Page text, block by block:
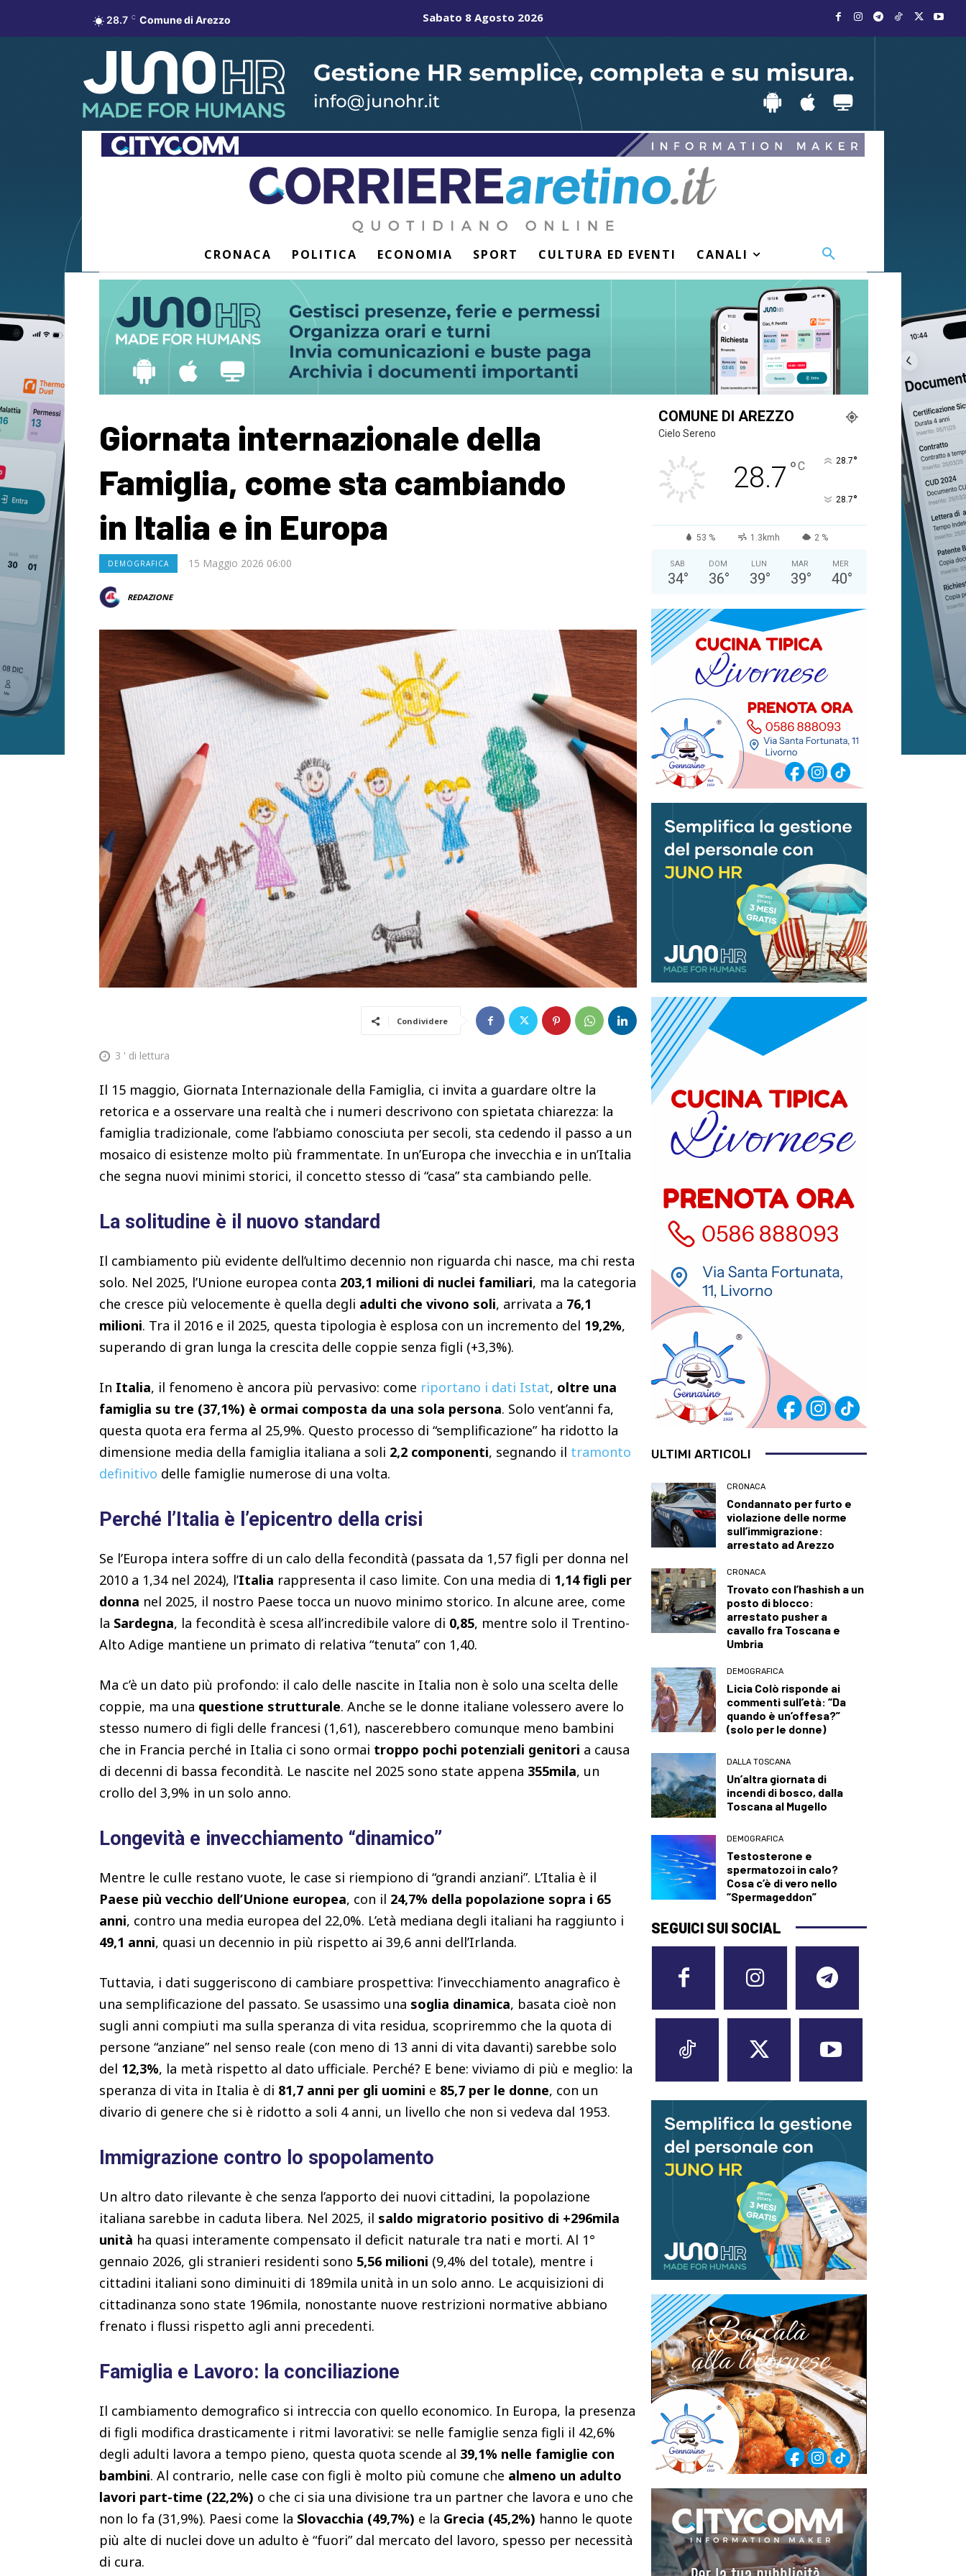
28.7 C Comune di Arezzo Sabato 8 Agosto 2026
CRONACA POLITICA ECONOMIA SPORT CULTURA ED EVENTI CANALI
Giornata internazionale della
Famiglia, come sta cambiando
in Italia e in Europa
DEMOGRAFICA 15 Maggio 2026 06:00
REDAZIONE
Condividere
3 ' di lettura
Il 15 maggio, Giornata Internazionale della Famiglia, ci invita a guardare oltre la
retorica e a osservare una realtà che i numeri descrivono con spietata chiarezza: la
famiglia tradizionale, come l’abbiamo conosciuta per secoli, sta cedendo il passo a un
mosaico di esistenze molto più frammentate. In un’Europa che invecchia e in un’Italia
che segna nuovi minimi storici, il concetto stesso di “casa” sta cambiando pelle.
La solitudine è il nuovo standard
Il cambiamento più evidente dell’ultimo decennio non riguarda chi nasce, ma chi resta
solo. Nel 2025, l’Unione europea conta 203,1 milioni di nuclei familiari, ma la categoria
che cresce più velocemente è quella degli adulti che vivono soli, arrivata a 76,1
milioni. Tra il 2016 e il 2025, questa tipologia è esplosa con un incremento del 19,2%,
superando di gran lunga la crescita delle coppie senza figli (+3,3%).
In Italia, il fenomeno è ancora più pervasivo: come riportano i dati Istat, oltre una
famiglia su tre (37,1%) è ormai composta da una sola persona. Solo vent’anni fa,
questa quota era ferma al 25,9%. Questo processo di “semplificazione” ha ridotto la
dimensione media della famiglia italiana a soli 2,2 componenti, segnando il tramonto
definitivo delle famiglie numerose di una volta.
Perché l’Italia è l’epicentro della crisi
Se l’Europa intera soffre di un calo della fecondità (passata da 1,57 figli per donna nel
2010 a 1,34 nel 2024), l’Italia rappresenta il caso limite. Con una media di 1,14 figli per
donna nel 2025, il nostro Paese tocca un nuovo minimo storico. In alcune aree, come
la Sardegna, la fecondità è scesa all’incredibile valore di 0,85, mentre solo il Trentino-
Alto Adige mantiene un primato di relativa “tenuta” con 1,40.
Ma c’è un dato più profondo: il calo delle nascite in Italia non è solo una scelta delle
coppie, ma una questione strutturale. Anche se le donne italiane volessero avere lo
stesso numero di figli delle francesi (1,61), nascerebbero comunque meno bambini
che in Francia perché in Italia ci sono ormai troppo pochi potenziali genitori a causa
di decenni di bassa fecondità. Le nascite nel 2025 sono state appena 355mila, un
crollo del 3,9% in un solo anno.
Longevità e invecchiamento “dinamico”
Mentre le culle restano vuote, le case si riempiono di “grandi anziani”. L’Italia è il
Paese più vecchio dell’Unione europea, con il 24,7% della popolazione sopra i 65
anni, contro una media europea del 22,0%. L’età mediana degli italiani ha raggiunto i
49,1 anni, quasi un decennio in più rispetto ai 39,6 anni dell’Irlanda.
Tuttavia, i dati suggeriscono di cambiare prospettiva: l’invecchiamento anagrafico è
una semplificazione del passato. Se usassimo una soglia dinamica, basata cioè non
sugli anni compiuti ma sulla speranza di vita residua, scopriremmo che la quota di
persone “anziane” nel senso reale (con meno di 13 anni di vita davanti) sarebbe solo
del 12,3%, la metà rispetto al dato ufficiale. Perché? E bene: viviamo di più e meglio: la
speranza di vita in Italia è di 81,7 anni per gli uomini e 85,7 per le donne, con un
divario di genere che si è ridotto a soli 4 anni, un livello che non si vedeva dal 1953.
Immigrazione contro lo spopolamento
Un altro dato rilevante è che senza l’apporto dei nuovi cittadini, la popolazione
italiana sarebbe in caduta libera. Nel 2025, il saldo migratorio positivo di +296mila
unità ha quasi interamente compensato il deficit naturale tra nati e morti. Al 1°
gennaio 2026, gli stranieri residenti sono 5,56 milioni (9,4% del totale), mentre i
cittadini italiani sono diminuiti di 189mila unità in un solo anno. Le acquisizioni di
cittadinanza sono state 196mila, nonostante nuove restrizioni normative abbiano
frenato i flussi rispetto agli anni precedenti.
Famiglia e Lavoro: la conciliazione
Il cambiamento demografico si intreccia con quello economico. In Europa, la presenza
di figli modifica drasticamente i ritmi lavorativi: se nelle famiglie senza figli il 42,6%
degli adulti lavora a tempo pieno, questa quota scende al 39,1% nelle famiglie con
bambini. Al contrario, nelle case con figli è molto più comune che almeno un adulto
lavori part-time (22,2%) o che ci sia una divisione tra un partner che lavora e uno che
non lo fa (31,9%). Paesi come la Slovacchia (49,7%) e la Grecia (45,2%) hanno le quote
più alte di nuclei dove un adulto è “fuori” dal mercato del lavoro, spesso per necessità
di cura.
COMUNE DI AREZZO
Cielo Sereno
28.7 °C 28.7°
28.7°
53 % 1.3kmh 2 %
SAB
34°
DOM
36°
LUN
39°
MAR
39°
MER
40°
ULTIMI ARTICOLI
CRONACA
Condannato per furto e
violazione delle norme
sull’immigrazione:
arrestato ad Arezzo
CRONACA
Trovato con l’hashish a un
posto di blocco:
arrestato pusher a
cavallo fra Toscana e
Umbria
DEMOGRAFICA
Licia Colò risponde ai
commenti sull’età: “Da
quando è un’offesa?”
(solo per le donne)
DALLA TOSCANA
Un’altra giornata di
incendi di bosco, dalla
Toscana al Mugello
DEMOGRAFICA
Testosterone e
spermatozoi in calo?
Cosa c’è di vero nello
“Spermageddon”
SEGUICI SUI SOCIAL